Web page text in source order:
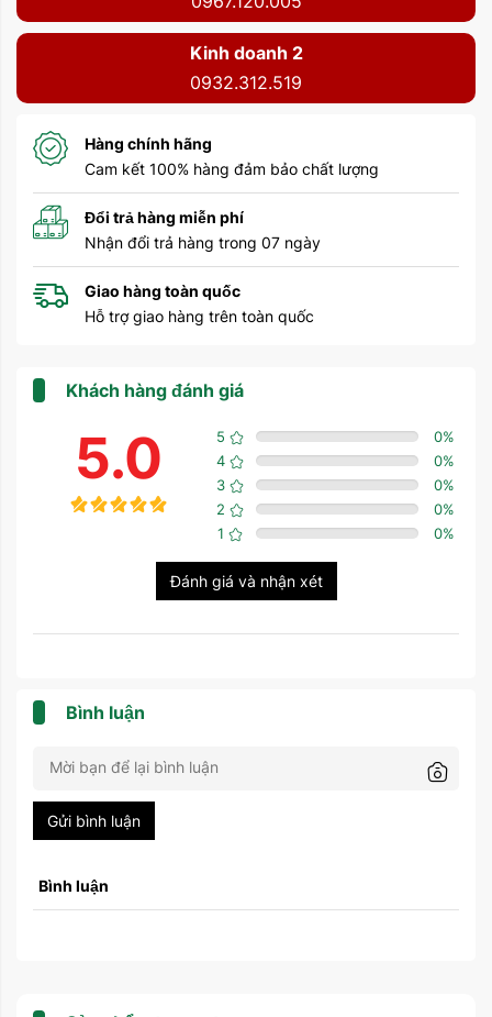
Kinh doanh 2
0932.312.519
Hàng chính hãng
Cam kết 100% hàng đảm bảo chất lượng
Đổi trả hàng miễn phí
Nhận đổi trả hàng trong 07 ngày
Giao hàng toàn quốc
Hỗ trợ giao hàng trên toàn quốc
Khách hàng đánh giá
5.0 5 0%
4
0%
3
0%
2
0%
1
0%
Đánh giá và nhận xét
Bình luận
Gửi bình luận
Bình luận